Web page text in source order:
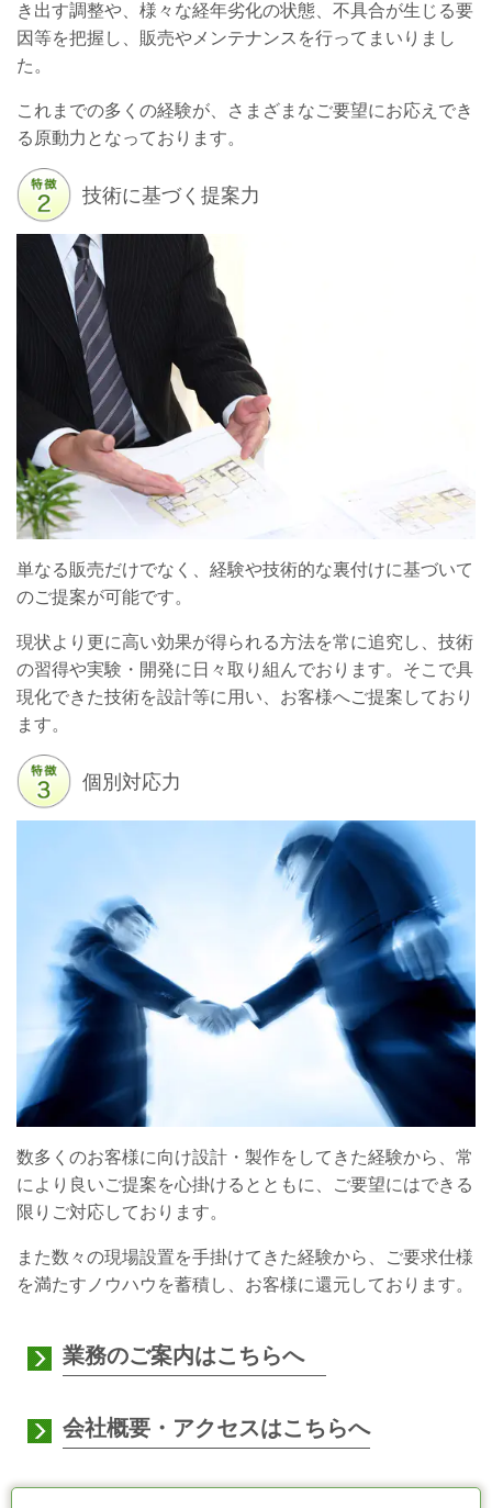
き出す調整や、様々な経年劣化の状態、不具合が生じる要
因等を把握し、販売やメンテナンスを行ってまいりまし
た。
これまでの多くの経験が、さまざまなご要望にお応えでき
る原動力となっております。
技術に基づく提案力
単なる販売だけでなく、経験や技術的な裏付けに基づいて
のご提案が可能です。
現状より更に高い効果が得られる方法を常に追究し、技術
の習得や実験・開発に日々取り組んでおります。そこで具
現化できた技術を設計等に用い、お客様へご提案しており
ます。
個別対応力
数多くのお客様に向け設計・製作をしてきた経験から、常
により良いご提案を心掛けるとともに、ご要望にはできる
限りご対応しております。
また数々の現場設置を手掛けてきた経験から、ご要求仕様
を満たすノウハウを蓄積し、お客様に還元しております。
業務のご案内はこちらへ
会社概要・アクセスはこちらへ